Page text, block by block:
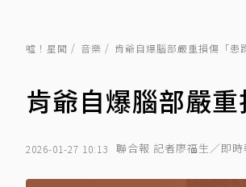
噓！星聞 音樂 肯爺自爆腦部嚴重損傷「患
肯爺自爆腦部嚴
2026-01-27 10:13 聯合報 記者廖福生／即時